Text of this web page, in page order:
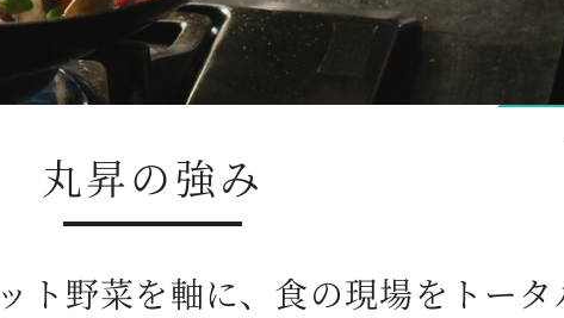
丸昇の強み
ト野菜を軸に、食の現場をトータ